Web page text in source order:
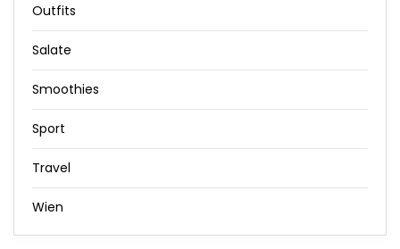
Outfits
Salate
Smoothies
Sport
Travel
Wien